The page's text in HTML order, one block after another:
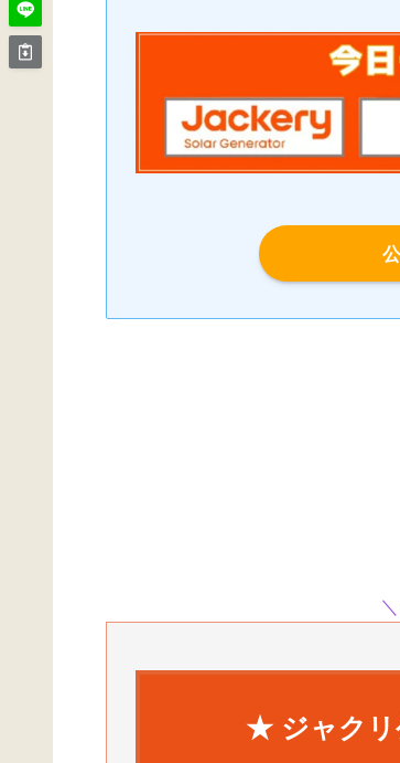
★ ジャクリ